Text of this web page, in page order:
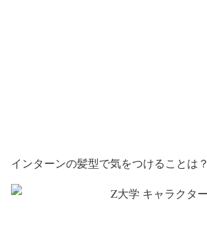
インターンの髪型で気をつけることは？